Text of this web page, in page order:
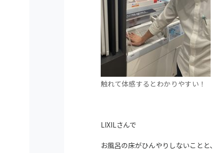
触れて体感するとわかりやすい！
LIXILさんで
お風呂の床がひんやりしないことと、